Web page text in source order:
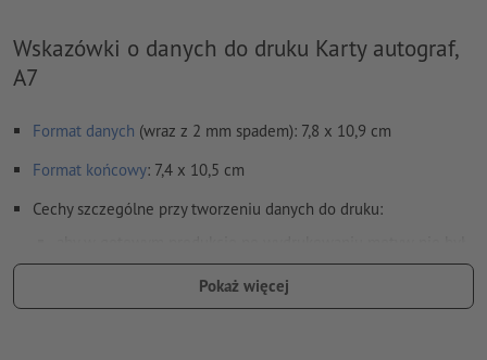
Wskazówki o danych do druku Karty autograf,
A7
Format danych (wraz z 2 mm spadem): 7,8 x 10,9 cm
Format końcowy: 7,4 x 10,5 cm
Cechy szczególne przy tworzeniu danych do druku:
odwrócony do góry nogami, w danych do druku należy
kierunek czytania
Pokaż więcej